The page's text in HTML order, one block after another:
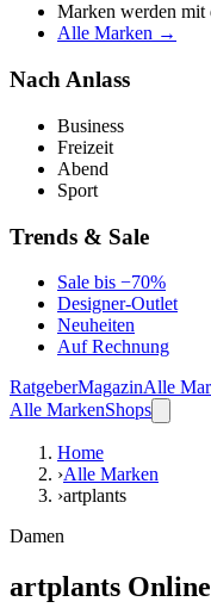
Marken werden mit
Alle Marken →
Nach Anlass
Business
Freizeit
Abend
Sport
Trends & Sale
Sale bis −70%
Designer-Outlet
Neuheiten
Auf Rechnung
RatgeberMagazinAlle
Alle MarkenShops
Home
›Alle Marken
›artplants
Damen
artplants